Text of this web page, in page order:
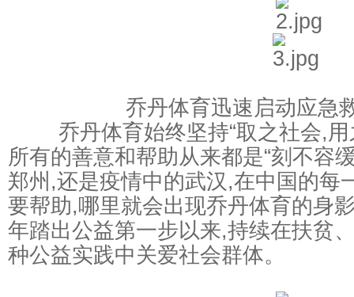
乔丹体育迅速启动应急
乔丹体育始终坚持“取之社会,用
所有的善意和帮助从来都是“刻不容
郑州,还是疫情中的武汉,在中国的每
要帮助,哪里就会出现乔丹体育的身
年踏出公益第一步以来,持续在扶贫
种公益实践中关爱社会群体。